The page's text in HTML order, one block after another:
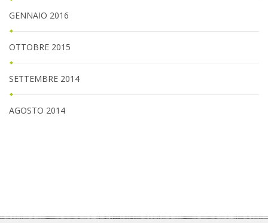
GENNAIO 2016
OTTOBRE 2015
SETTEMBRE 2014
AGOSTO 2014